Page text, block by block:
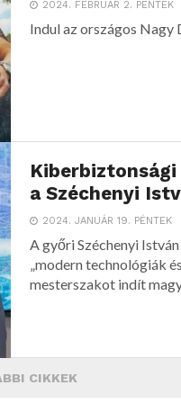
2024. FEBRUÁR 2. PÉNTEK
Indul az országos
a Széchenyi
2024. JANUÁR 19. PÉNTEK
A győri Széchenyi
„modern technológiák
mesterszakot indít
CIKKEK